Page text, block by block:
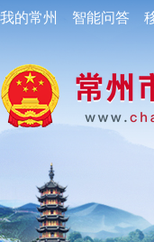
我的常州 智能问答